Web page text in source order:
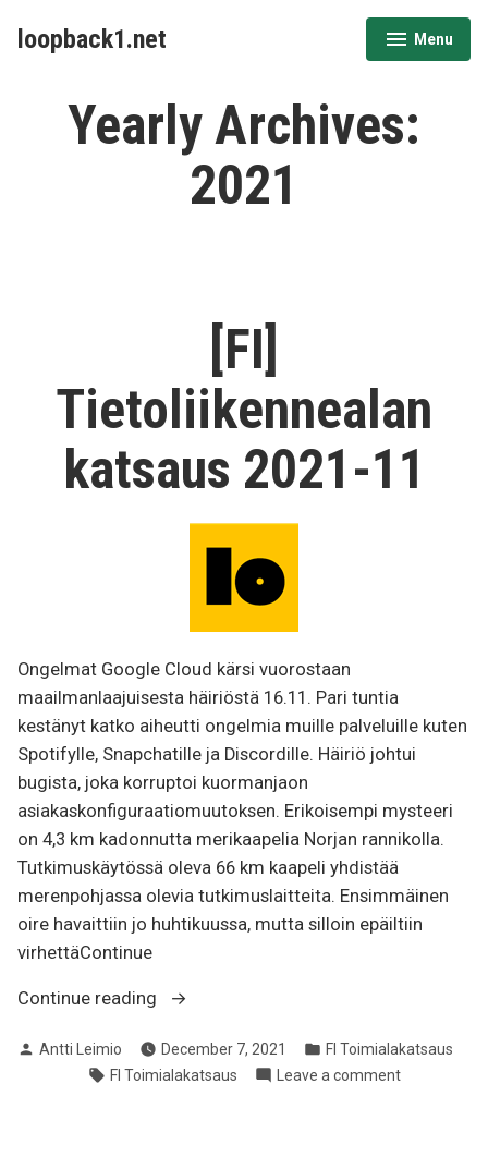
loopback1.net Menu
expanded
collapsed
Yearly Archives:
2021
[FI]
Tietoliikennealan
katsaus 2021-11
Ongelmat Google Cloud kärsi vuorostaan
maailmanlaajuisesta häiriöstä 16.11. Pari tuntia
kestänyt katko aiheutti ongelmia muille palveluille kuten
Spotifylle, Snapchatille ja Discordille. Häiriö johtui
bugista, joka korruptoi kuormanjaon
asiakaskonfiguraatiomuutoksen. Erikoisempi mysteeri
on 4,3 km kadonnutta merikaapelia Norjan rannikolla.
Tutkimuskäytössä oleva 66 km kaapeli yhdistää
merenpohjassa olevia tutkimuslaitteita. Ensimmäinen
oire havaittiin jo huhtikuussa, mutta silloin epäiltiin
virhettäContinue
Continue reading
“[FI]
katsaus
2021-
Posted
Antti Leimio December 7, 2021
Posted
in
FI Toimialakatsaus
Tags:
FI Toimialakatsaus Leave a commenton